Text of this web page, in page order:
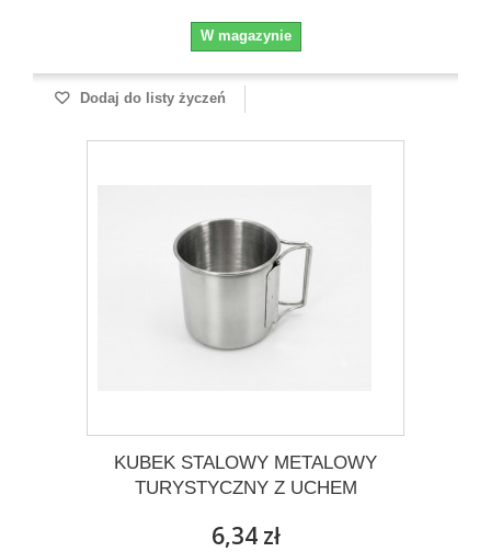
W magazynie
Dodaj do listy życzeń
KUBEK STALOWY METALOWY
TURYSTYCZNY Z UCHEM
6,34 zł